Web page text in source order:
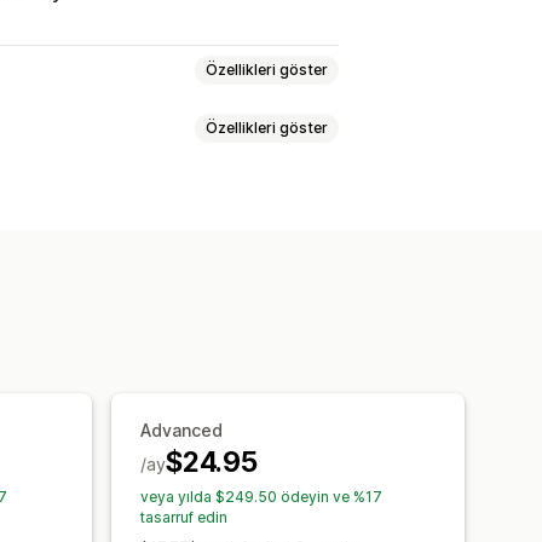
Özellikleri göster
Özellikleri göster
Advanced
$24.95
/ay
veya yılda $249.50 ödeyin ve %17
tasarruf edin